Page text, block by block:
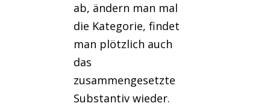
ab, ändern man mal
die Kategorie, findet
man plötzlich auch
das
zusammengesetzte
Substantiv wieder.